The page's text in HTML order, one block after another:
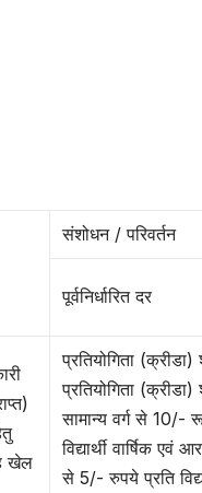
संशोधन / परिवर्तन
पूर्वनिर्धारित दर
खेल
प्रतियोगिता
प्रतियोगिता
सामान्य वर्ग से 10/-
विद्यार्थी वार्षिक एवं
से 5/- रुपये प्रति